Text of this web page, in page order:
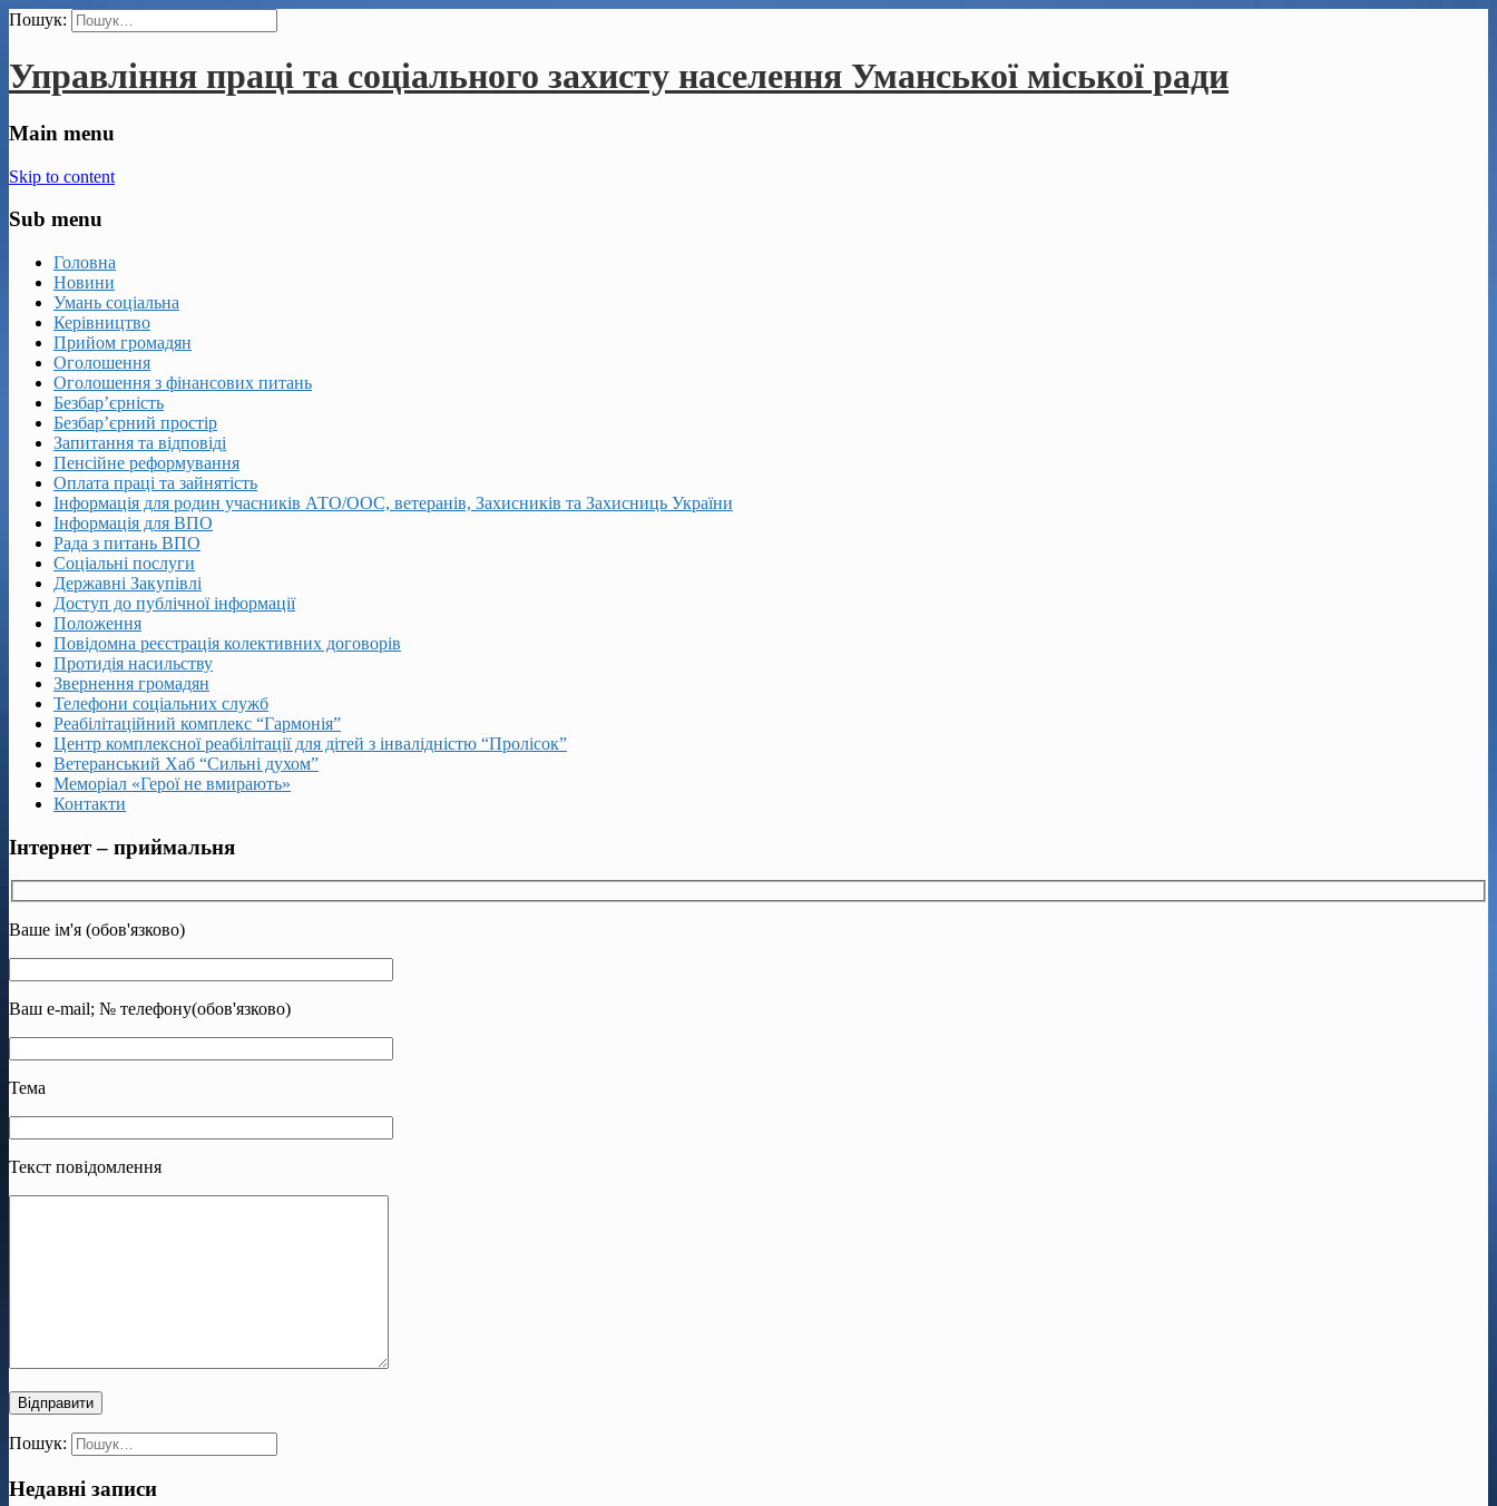
Пошук:
Управління праці та соціального захисту населення Уманської міської ради
Main menu
Skip to content
Sub menu
Головна
Новини
Умань соціальна
Керівництво
Прийом громадян
Оголошення
Оголошення з фінансових питань
Безбар’єрність
Безбар’єрний простір
Запитання та відповіді
Пенсійне реформування
Оплата праці та зайнятість
Інформація для родин учасників АТО/ООС, ветеранів, Захисників та Захисниць України
Інформація для ВПО
Рада з питань ВПО
Соціальні послуги
Державні Закупівлі
Доступ до публічної інформації
Положення
Повідомна реєстрація колективних договорів
Протидія насильству
Звернення громадян
Телефони соціальних служб
Реабілітаційний комплекс “Гармонія”
Центр комплексної реабілітації для дітей з інвалідністю “Пролісок”
Ветеранський Хаб “Сильні духом”
Меморіал «Герої не вмирають»
Контакти
Інтернет – приймальня
Ваше ім'я (обов'язково)
Ваш e-mail; № телефону(обов'язково)
Тема
Текст повідомлення
Пошук:
Недавні записи